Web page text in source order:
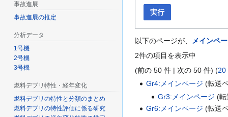
実行
以下のページが、
メインペ
2件の項目を表示中
(前の 50 件 | 次の 50 件) (20
Gr4:メインページ (転送
Gr3:メインページ (
Gr6:メインページ (転送
事故進展
事故進展の推定
分析データ
1号機
2号機
3号機
燃料デブリ特性・経年変化
燃料デブリの特性と分類のまとめ
燃料デブリの特性評価に係る研究